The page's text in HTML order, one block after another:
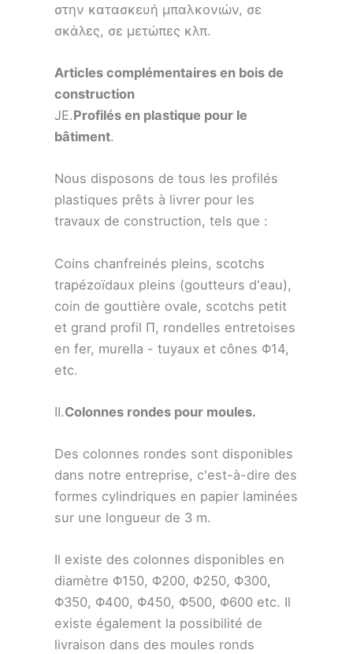
στην κατασκευή μπαλκονιών, σε
σκάλες, σε μετώπες κλπ.
Articles complémentaires en bois de
construction
JE.Profilés en plastique pour le
bâtiment.
Nous disposons de tous les profilés
plastiques prêts à livrer pour les
travaux de construction, tels que :
Coins chanfreinés pleins, scotchs
trapézoïdaux pleins (goutteurs d'eau),
coin de gouttière ovale, scotchs petit
et grand profil Π, rondelles entretoises
en fer, murella - tuyaux et cônes Φ14,
etc.
II.Colonnes rondes pour moules.
Des colonnes rondes sont disponibles
dans notre entreprise, c'est-à-dire des
formes cylindriques en papier laminées
sur une longueur de 3 m.
Il existe des colonnes disponibles en
diamètre Φ150, Φ200, Φ250, Φ300,
Φ350, Φ400, Φ450, Φ500, Φ600 etc. Il
existe également la possibilité de
livraison dans des moules ronds